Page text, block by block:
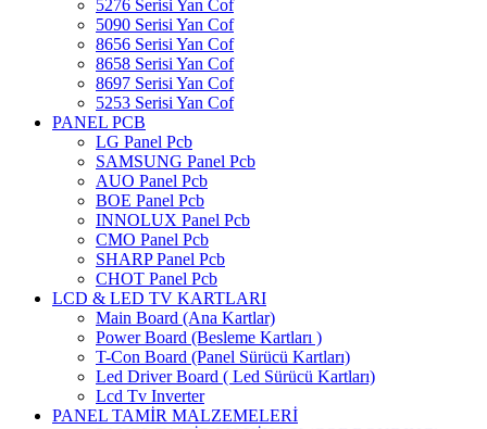
5276 Serisi Yan Cof
5090 Serisi Yan Cof
8656 Serisi Yan Cof
8658 Serisi Yan Cof
8697 Serisi Yan Cof
5253 Serisi Yan Cof
PANEL PCB
LG Panel Pcb
SAMSUNG Panel Pcb
AUO Panel Pcb
BOE Panel Pcb
INNOLUX Panel Pcb
CMO Panel Pcb
SHARP Panel Pcb
CHOT Panel Pcb
LCD & LED TV KARTLARI
Main Board (Ana Kartlar)
Power Board (Besleme Kartları )
T-Con Board (Panel Sürücü Kartları)
Led Driver Board ( Led Sürücü Kartları)
Lcd Tv Inverter
PANEL TAMİR MALZEMELERİ